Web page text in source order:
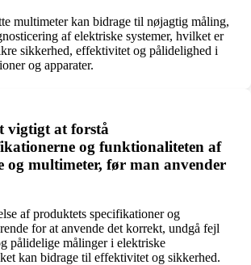
multimeter kan bidrage til nøjagtig måling,
af elektriske systemer, hvilket er
sikkerhed, effektivitet og pålidelighed i
og apparater.
vigtigt at forstå
og funktionaliteten af
og multimeter, før man anvender
af produktets specifikationer og
for at anvende det korrekt, undgå fejl
pålidelige målinger i elektriske
kan bidrage til effektivitet og sikkerhed.